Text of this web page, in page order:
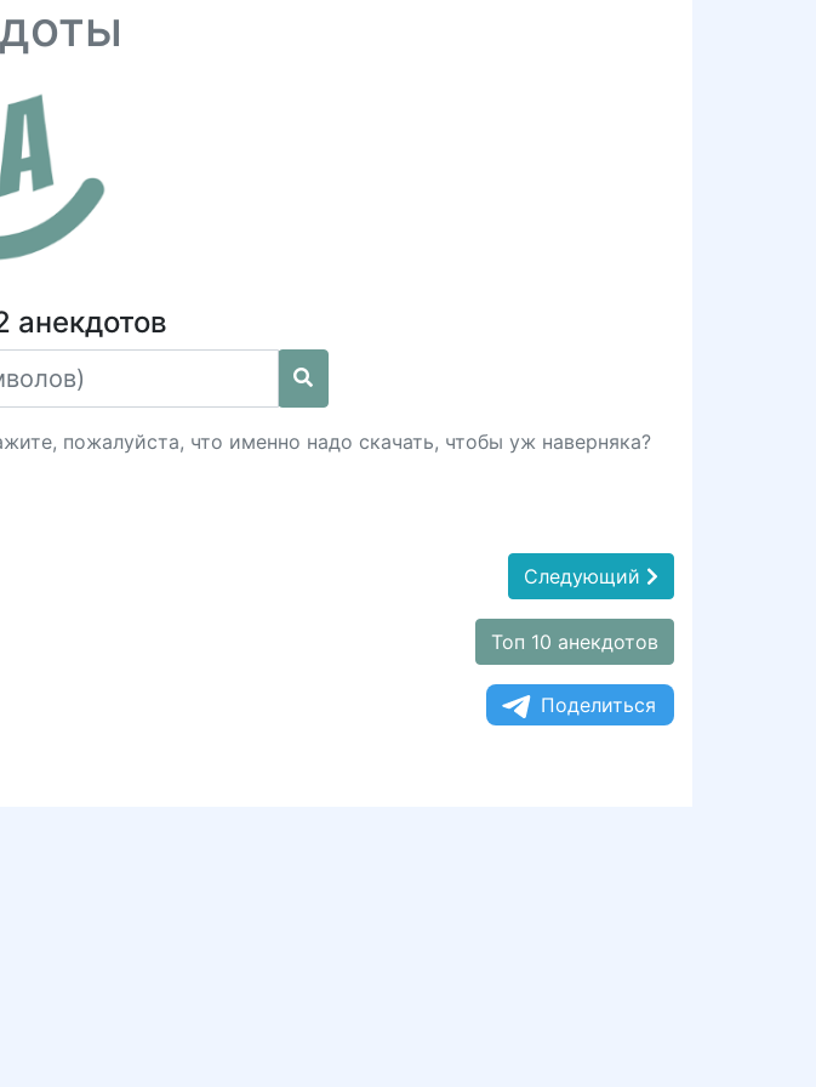
анекдотов
пожалуйста, что именно надо скачать, чтобы уж наверняка?
Следующий
Топ 10 анекдотов
Поделиться